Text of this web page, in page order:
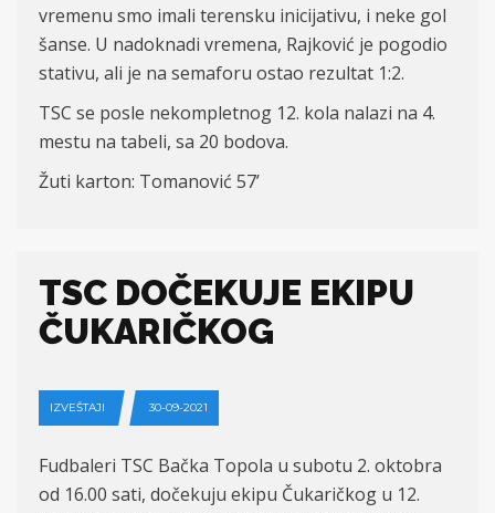
vremenu smo imali terensku inicijativu, i neke gol
šanse. U nadoknadi vremena, Rajković je pogodio
stativu, ali je na semaforu ostao rezultat 1:2.
TSC se posle nekompletnog 12. kola nalazi na 4.
mestu na tabeli, sa 20 bodova.
Žuti karton: Tomanović 57’
TSC DOČEKUJE EKIPU
ČUKARIČKOG
IZVEŠTAJI 30-09-2021
Fudbaleri TSC Bačka Topola u subotu 2. oktobra
od 16.00 sati, dočekuju ekipu Čukaričkog u 12.